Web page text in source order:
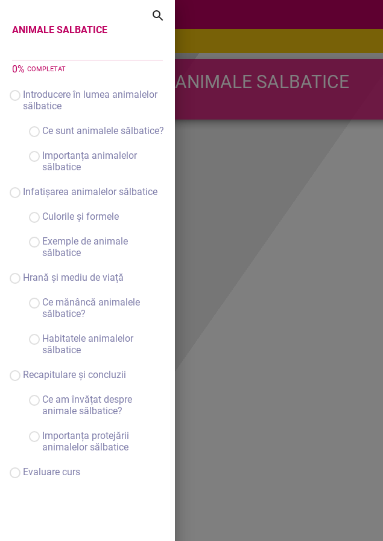
ANIMALE SALBATICE
0% COMPLETAT
Introducere în lumea animalelor
sălbatice
Ce sunt animalele sălbatice?
Importanța animalelor
sălbatice
Infatișarea animalelor sălbatice
Culorile și formele
Exemple de animale
sălbatice
Hrană și mediu de viață
Ce mănâncă animalele
sălbatice?
Habitatele animalelor
sălbatice
Recapitulare și concluzii
Ce am învățat despre
animale sălbatice?
Importanța protejării
animalelor sălbatice
Evaluare curs
ANIMALE SALBATICE